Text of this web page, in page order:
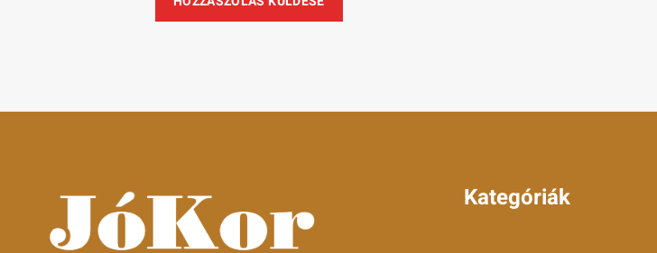
Kategóriák